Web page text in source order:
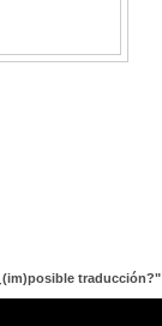
traducción?"